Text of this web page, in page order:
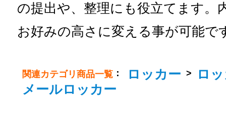
の提出や、整理にも役立てます。
お好みの高さに変える事が可能で
関連カテゴリ商品一覧 ： ロッカー >
ロ
メールロッカー